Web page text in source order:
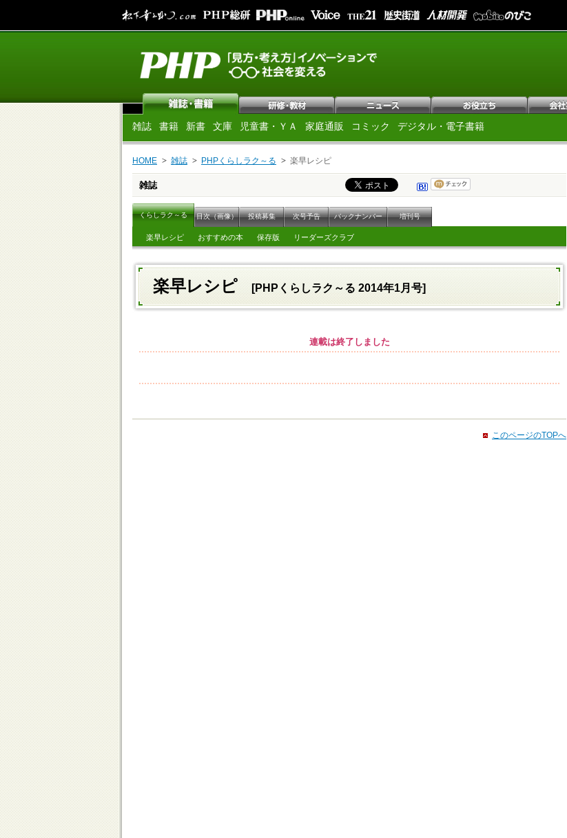
雑誌 書籍 新書 文庫 児童書・ＹＡ 家庭通販 コミック デジタル・電子書籍
HOME 雑誌 PHPくらしラク～る 楽早レシピ
雑誌
くらしラク～る 目次（画像） 投稿募集 次号予告 バックナンバー 増刊号
楽早レシピ おすすめの本 保存版 リーダーズクラブ
楽早レシピ [PHPくらしラク～る 2014年1月号]
連載は終了しました
このページのTOPへ